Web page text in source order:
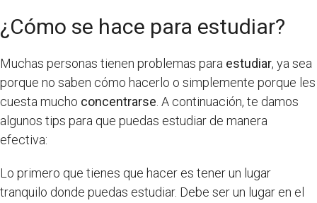
¿Cómo se hace para estudiar?
Muchas personas tienen problemas para estudiar, ya sea
porque no saben cómo hacerlo o simplemente porque les
cuesta mucho concentrarse . A continuación, te damos
algunos tips para que puedas estudiar de manera
efectiva:
Lo primero que tienes que hacer es tener un lugar
tranquilo donde puedas estudiar. Debe ser un lugar en el